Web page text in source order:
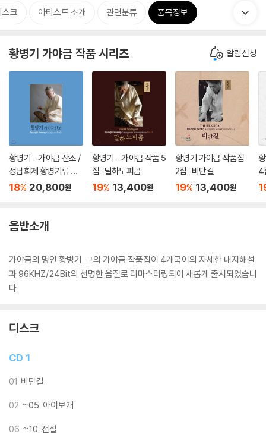
스크 아티스트 소개 관련분류 품목정보
황병기 가야금 작품 시리즈 알림신청
황병기 - 가야금 산조 /
정남희제 황병기류 가
야금 산조
18% 20,800원
황병기 - 가야금 작품 5
집 : 달하노피곰
19% 13,400원
황병기 가야금 작품집
2집 : 비단길
19% 13,400원
4
음반소개
가야금의 명인 황병기. 그의 가야금 작품집이 4개국어의 자세한 내지해설
과 96KHZ/24Bit의 선명한 음질로 리마스터링되어 새롭게 출시되었습니
다.
디스크
CD 1
01 비단길
02 ~05. 아이보개
06 ~10. 전설